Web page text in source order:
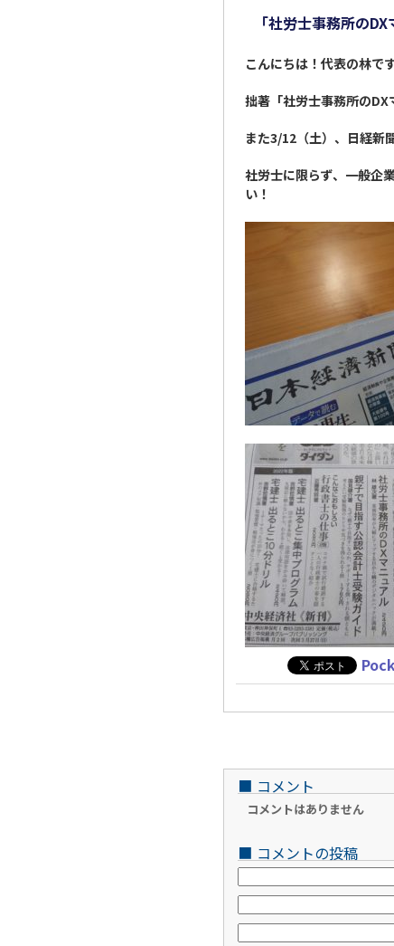
「社労士事務所の
こんにちは！代表の林です
拙著「社労士事務所のDX
また3/12（土）、日経新
社労士に限らず、一般企
い！
■ コメント
コメントはありません
■ コメントの投稿